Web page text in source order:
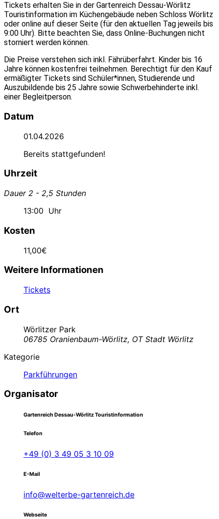
Tickets erhalten Sie in der Gartenreich Dessau-Wörlitz
Touristinformation im Küchengebäude neben Schloss Wörlitz
oder online auf dieser Seite (für den aktuellen Tag jeweils bis
9:00 Uhr). Bitte beachten Sie, dass Online-Buchungen nicht
storniert werden können.
Die Preise verstehen sich inkl. Fährüberfahrt. Kinder bis 16
Jahre können kostenfrei teilnehmen. Berechtigt für den Kauf
ermäßigter Tickets sind Schüler*innen, Studierende und
Auszubildende bis 25 Jahre sowie Schwerbehinderte inkl.
einer Begleitperson.
Datum
01.04.2026
Bereits stattgefunden!
Uhrzeit
Dauer 2 - 2,5 Stunden
13:00 Uhr
Kosten
11,00€
Weitere Informationen
Tickets
Ort
Wörlitzer Park
06785 Oranienbaum-Wörlitz, OT Stadt Wörlitz
Kategorie
Parkführungen
Organisator
Gartenreich Dessau-Wörlitz Touristinformation
Telefon
+49 (0) 3 49 05 3 10 09
E-Mail
info@welterbe-gartenreich.de
Webseite